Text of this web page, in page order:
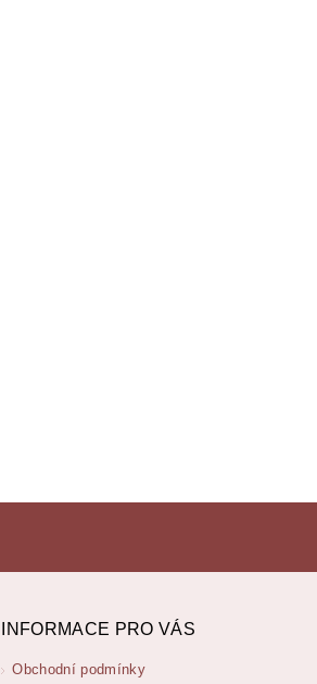
INFORMACE PRO VÁS
Obchodní podmínky